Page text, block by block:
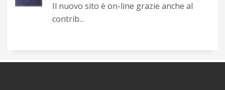
Il nuovo sito è on-line grazie anche al
contrib...